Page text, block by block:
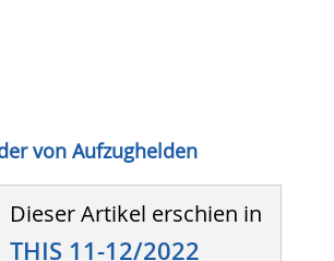
von Aufzughelden
Dieser Artikel erschien in
THIS 11-12/2022